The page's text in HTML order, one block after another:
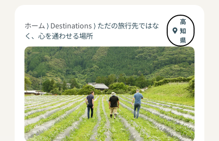
ホーム ⟩Destinations ⟩ただの旅行先ではな
く、心を通わせる場所
高
知
県